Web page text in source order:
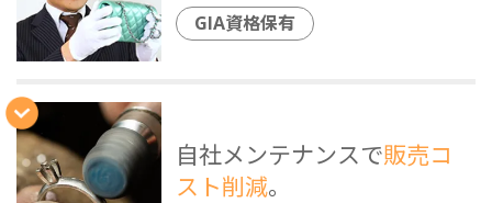
GIA資格保有
自社メンテナンスで販売コ
スト削減。